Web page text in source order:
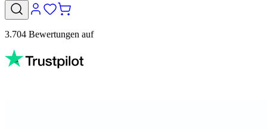
3.704 Bewertungen auf